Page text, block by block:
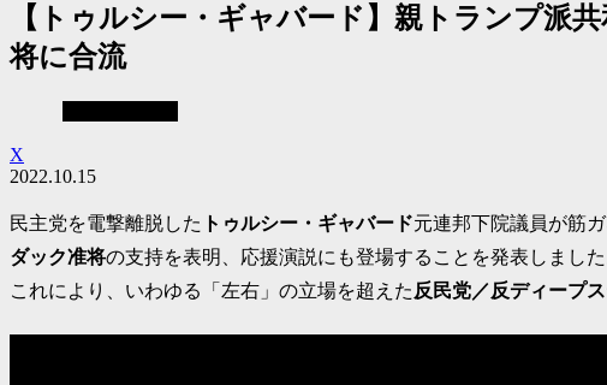
【トゥルシー・ギャバード】親トランプ派
将に合流
X
2022.10.15
民主党を電撃離脱した トゥルシー・ギャバード元連邦下院議員が筋
ダック准将の支持を表明、応援演説にも登場することを発表しました
これにより、いわゆる「左右」の立場を超えた 反民党／反ディープ